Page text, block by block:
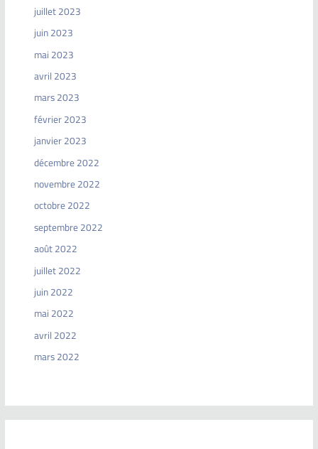
juillet 2023
juin 2023
mai 2023
avril 2023
mars 2023
février 2023
janvier 2023
décembre 2022
novembre 2022
octobre 2022
septembre 2022
août 2022
juillet 2022
juin 2022
mai 2022
avril 2022
mars 2022